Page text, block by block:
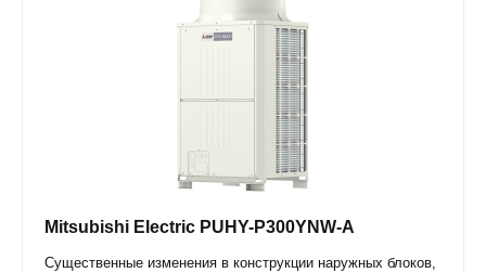
Mitsubishi Electric PUHY-P300YNW-A
Существенные изменения в конструкции наружных блоков,